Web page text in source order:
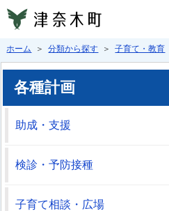
ホーム ＞分類から探す ＞子育て・教育
各種計画
助成・支援
検診・予防接種
子育て相談・広場